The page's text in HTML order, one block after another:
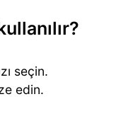
seçin.
edin.